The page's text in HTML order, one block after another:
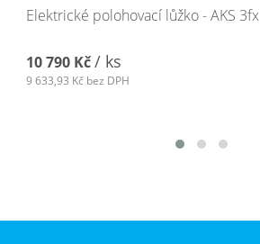
Elektrické polohovací lůžko - AKS 3fx
10 790 Kč/ ks
9 633,93 Kč bez DPH